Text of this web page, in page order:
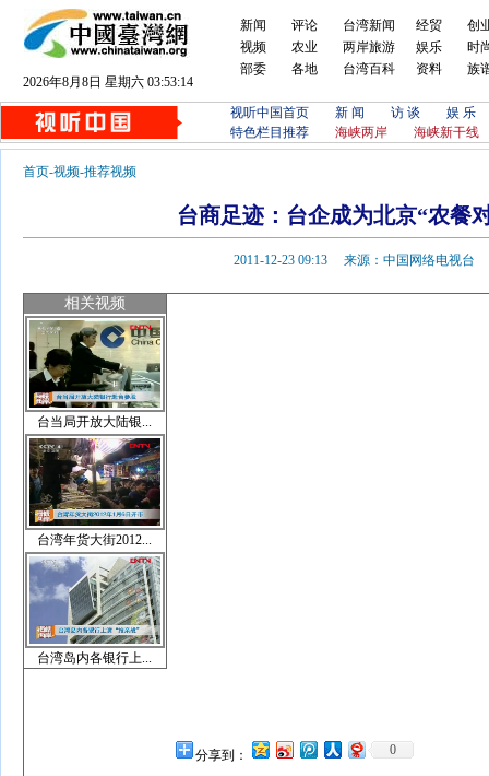
2026年8月8日 星期六 03:53:14
新闻
视频
部委
评论
农业
各地
台湾新闻
两岸旅游
台湾百科
经贸
娱乐
资料
创
时
族
视听中国首页 新 闻 访 谈
娱 乐
特色栏目推荐
海峡两岸 海峡新干线
首页-视频-推荐视频
台商足迹：台企成为北京“农餐
2011-12-23 09:13 来源：中国网络电视台
分享到： 0
相关视频
台当局开放大陆银...
台湾年货大街2012...
台湾岛内各银行上...